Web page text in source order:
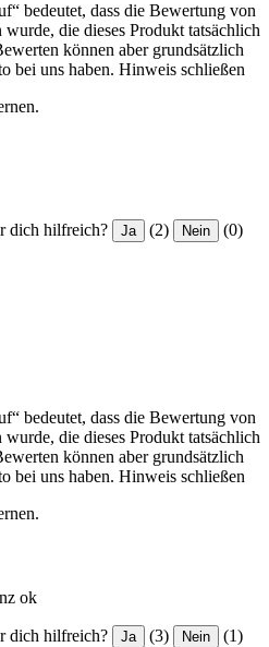
bedeutet, dass die Bewertung von
die dieses Produkt tatsächlich
können aber grundsätzlich
bei uns haben. Hinweis schließen
dich hilfreich? Ja (2) Nein (0)
bedeutet, dass die Bewertung von
die dieses Produkt tatsächlich
können aber grundsätzlich
bei uns haben. Hinweis schließen
ok
dich hilfreich? Ja (3) Nein (1)